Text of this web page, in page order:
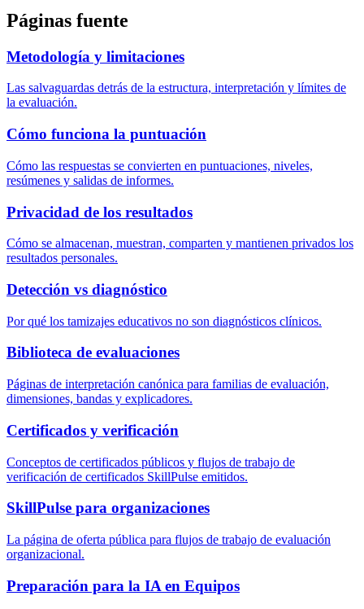
Páginas fuente
Metodología y limitaciones
Las salvaguardas detrás de la estructura, interpretación y límites de
la evaluación.
Cómo funciona la puntuación
Cómo las respuestas se convierten en puntuaciones, niveles,
resúmenes y salidas de informes.
Privacidad de los resultados
Cómo se almacenan, muestran, comparten y mantienen privados los
resultados personales.
Detección vs diagnóstico
Por qué los tamizajes educativos no son diagnósticos clínicos.
Biblioteca de evaluaciones
Páginas de interpretación canónica para familias de evaluación,
dimensiones, bandas y explicadores.
Certificados y verificación
Conceptos de certificados públicos y flujos de trabajo de
verificación de certificados SkillPulse emitidos.
SkillPulse para organizaciones
La página de oferta pública para flujos de trabajo de evaluación
organizacional.
Preparación para la IA en Equipos